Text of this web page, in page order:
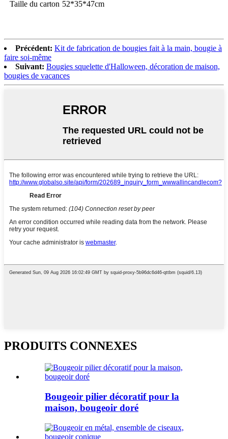
Taille du carton 52*35*47cm
Précédent: Kit de fabrication de bougies fait à la main, bougie à
faire soi-même
Suivant: Bougies squelette d'Halloween, décoration de maison,
bougies de vacances
PRODUITS CONNEXES
Bougeoir pilier décoratif pour la
maison, bougeoir doré